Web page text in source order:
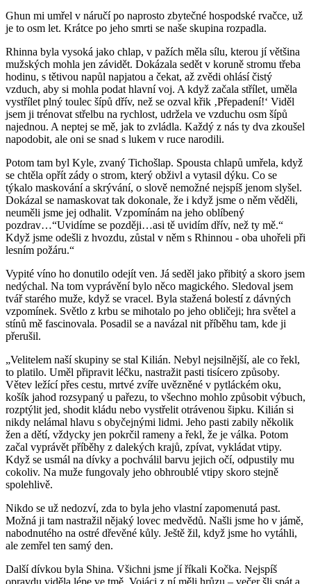
Ghun mi umřel v náručí po naprosto zbytečné hospodské rvačce, už
je to osm let. Krátce po jeho smrti se naše skupina rozpadla.
Rhinna byla vysoká jako chlap, v pažích měla sílu, kterou jí většina
mužských mohla jen závidět. Dokázala sedět v koruně stromu třeba
hodinu, s tětivou napůl napjatou a čekat, až zvědi ohlásí čistý
vzduch, aby si mohla podat hlavní voj. A když začala střílet, uměla
vystřílet plný toulec šípů dřív, než se ozval křik ‚Přepadení!‘ Viděl
jsem ji trénovat střelbu na rychlost, udržela ve vzduchu osm šípů
najednou. A neptej se mě, jak to zvládla. Každý z nás ty dva zkoušel
napodobit, ale oni se snad s lukem v ruce narodili.
Potom tam byl Kyle, zvaný Tichošlap. Spousta chlapů umřela, když
se chtěla opřít zády o strom, který obživl a vytasil dýku. Co se
týkalo maskování a skrývání, o slově nemožné nejspíš jenom slyšel.
Dokázal se namaskovat tak dokonale, že i když jsme o něm věděli,
neuměli jsme jej odhalit. Vzpomínám na jeho oblíbený
pozdrav…“Uvidíme se později…asi tě uvidím dřív, než ty mě.“
Když jsme odešli z hvozdu, zůstal v něm s Rhinnou - oba uhořeli při
lesním požáru.“
Vypité víno ho donutilo odejít ven. Já seděl jako přibitý a skoro jsem
nedýchal. Na tom vyprávění bylo něco magického. Sledoval jsem
tvář starého muže, když se vracel. Byla stažená bolestí z dávných
vzpomínek. Světlo z krbu se mihotalo po jeho obličeji; hra světel a
stínů mě fascinovala. Posadil se a navázal nit příběhu tam, kde ji
přerušil.
„Velitelem naší skupiny se stal Kilián. Nebyl nejsilnější, ale co řekl,
to platilo. Uměl připravit léčku, nastražit pasti tisícero způsoby.
Větev ležící přes cestu, mrtvé zvíře uvězněné v pytláckém oku,
košík jahod rozsypaný u pařezu, to všechno mohlo způsobit výbuch,
rozptýlit jed, shodit kládu nebo vystřelit otrávenou šipku. Kilián si
nikdy nelámal hlavu s obyčejnými lidmi. Jeho pasti zabily několik
žen a dětí, vždycky jen pokrčil rameny a řekl, že je válka. Potom
začal vyprávět příběhy z dalekých krajů, zpívat, vykládat vtipy.
Když se usmál na dívky a pochválil barvu jejich očí, odpustily mu
cokoliv. Na muže fungovaly jeho obhroublé vtipy skoro stejně
spolehlivě.
Nikdo se už nedozví, zda to byla jeho vlastní zapomenutá past.
Možná ji tam nastražil nějaký lovec medvědů. Našli jsme ho v jámě,
nabodnutého na ostré dřevěné kůly. Ještě žil, když jsme ho vytáhli,
ale zemřel ten samý den.
Další dívkou byla Shina. Všichni jsme jí říkali Kočka. Nejspíš
opravdu viděla lépe ve tmě. Vojáci z ní měli hrůzu – večer šli spát a